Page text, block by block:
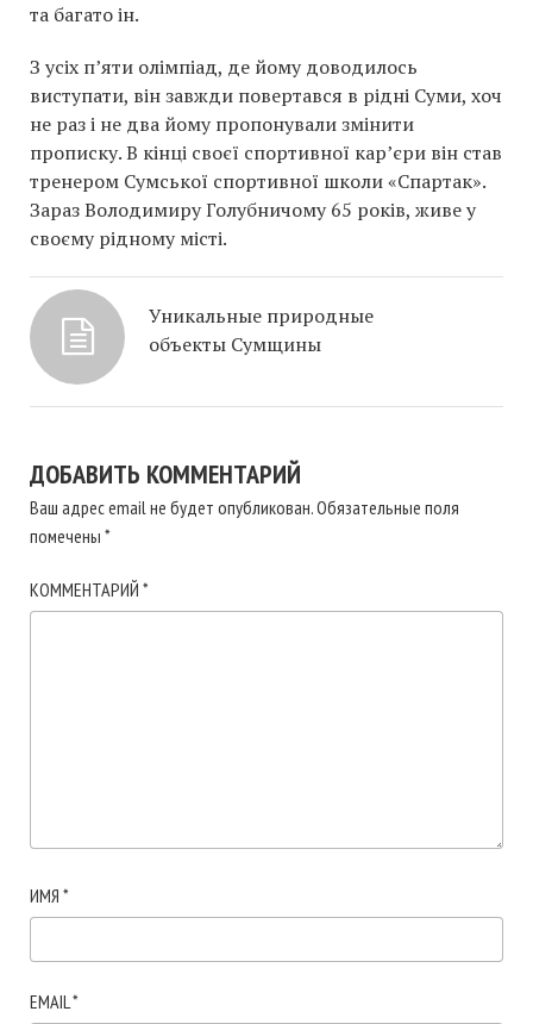
та багато ін.
З усіх п’яти олімпіад, де йому доводилось
виступати, він завжди повертався в рідні Суми, хоч
не раз і не два йому пропонували змінити
прописку. В кінці своєї спортивної кар’єри він став
тренером Сумської спортивної школи «Спартак».
Зараз Володимиру Голубничому 65 років, живе у
своєму рідному місті.
Уникальные природные
объекты Сумщины
ДОБАВИТЬ КОММЕНТАРИЙ
Ваш адрес email не будет опубликован.Обязательные поля
помечены *
КОММЕНТАРИЙ *
ИМЯ *
EMAIL*